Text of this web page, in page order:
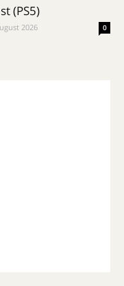
(PS5)
2026 0